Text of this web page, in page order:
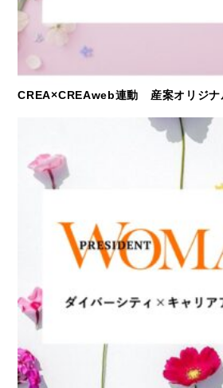
CREA×CREAweb連動 産案オリジナ